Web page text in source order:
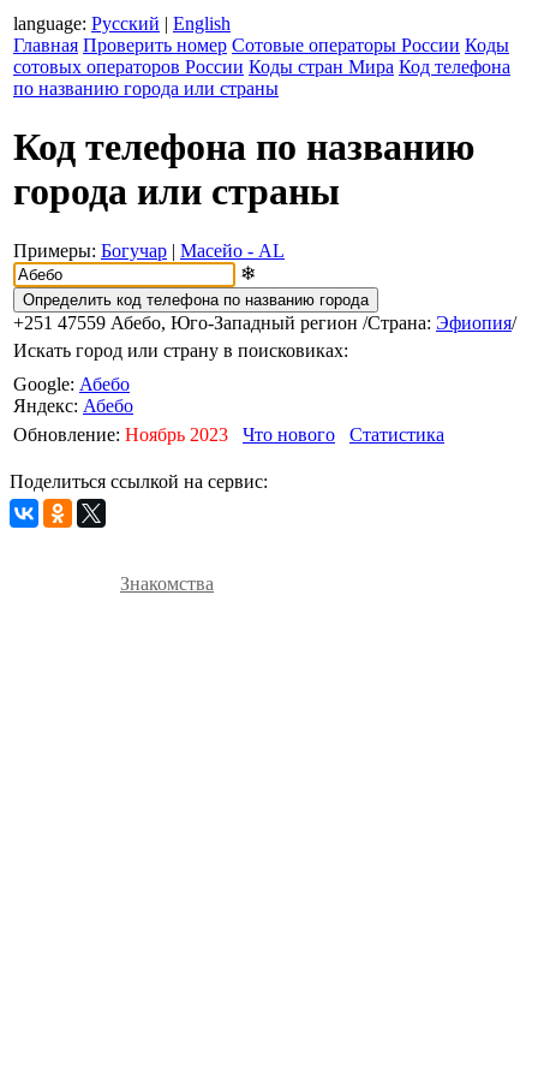
language: Русский | English
Главная Проверить номер Сотовые операторы России Коды
сотовых операторов России Коды стран Мира Код телефона
по названию города или страны
Код телефона по названию
города или страны
Примеры: Богучар | Масейо - AL
❄
+251 47559 Абебо, Юго-Западный регион /Страна: Эфиопия/
Искать город или страну в поисковиках:
Google: Абебо
Яндекс: Абебо
Обновление: Ноябрь 2023 Что нового Статистика
Поделиться ссылкой на сервис:
Знакомства